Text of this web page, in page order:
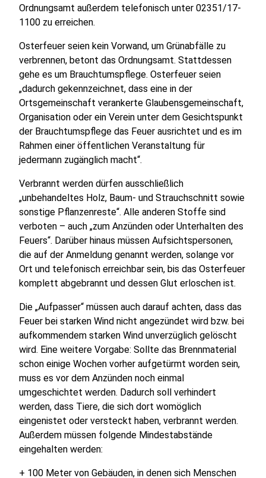
Ordnungsamt außerdem telefonisch unter 02351/17-
1100 zu erreichen.
Osterfeuer seien kein Vorwand, um Grünabfälle zu
verbrennen, betont das Ordnungsamt. Stattdessen
gehe es um Brauchtumspflege. Osterfeuer seien
„dadurch gekennzeichnet, dass eine in der
Ortsgemeinschaft verankerte Glaubensgemeinschaft,
Organisation oder ein Verein unter dem Gesichtspunkt
der Brauchtumspflege das Feuer ausrichtet und es im
Rahmen einer öffentlichen Veranstaltung für
jedermann zugänglich macht“.
Verbrannt werden dürfen ausschließlich
„unbehandeltes Holz, Baum- und Strauchschnitt sowie
sonstige Pflanzenreste“. Alle anderen Stoffe sind
verboten – auch „zum Anzünden oder Unterhalten des
Feuers“. Darüber hinaus müssen Aufsichtspersonen,
die auf der Anmeldung genannt werden, solange vor
Ort und telefonisch erreichbar sein, bis das Osterfeuer
komplett abgebrannt und dessen Glut erloschen ist.
Die „Aufpasser“ müssen auch darauf achten, dass das
Feuer bei starken Wind nicht angezündet wird bzw. bei
aufkommendem starken Wind unverzüglich gelöscht
wird. Eine weitere Vorgabe: Sollte das Brennmaterial
schon einige Wochen vorher aufgetürmt worden sein,
muss es vor dem Anzünden noch einmal
umgeschichtet werden. Dadurch soll verhindert
werden, dass Tiere, die sich dort womöglich
eingenistet oder versteckt haben, verbrannt werden.
Außerdem müssen folgende Mindestabstände
eingehalten werden:
+ 100 Meter von Gebäuden, in denen sich Menschen